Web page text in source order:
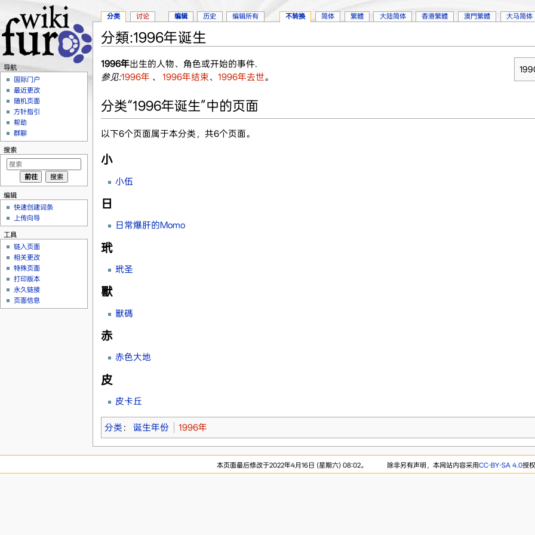
分類:1996年诞生
1996年出生的人物、角色或开始的事件.
参见:1996年 、 1996年结束、 1996年去世。
分类“1996年诞生”中的页面
以下6个页面属于本分类，共6个页面。
小
小伍
日
日常爆肝的Momo
玳
玳圣
獸
獸碼
赤
赤色大地
皮
皮卡丘
分类 ： 诞生年份 1996年
分类 讨论 编辑 历史 编辑所有 不转换 简体 繁體 大陆简体 香港繁體 澳門繁體 大马简体
导航
国际门户
最近更改
随机页面
方针指引
帮助
群聊
搜索
编辑
快速创建词条
上传向导
工具
链入页面
相关更改
特殊页面
打印版本
永久链接
页面信息
本页面最后修改于2022年4月16日 (星期六) 08:02。 除非另有声明，本网站内容采用CC-BY-SA 4.0授权